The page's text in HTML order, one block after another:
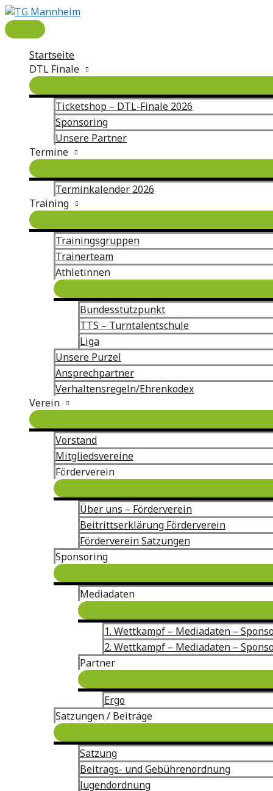
Zum
Inhalt
springenHauptmenü
Startseite
DTL Finale
Ticketshop – DTL-Finale 2026
Sponsoring
Unsere Partner
Termine
Terminkalender 2026
Training
Trainingsgruppen
Trainerteam
Athletinnen
Bundesstützpunkt
TTS – Turntalentschule
Liga
Unsere Purzel
Ansprechpartner
Verhaltensregeln/Ehrenkodex
Verein
Vorstand
Mitgliedsvereine
Förderverein
Über uns – Förderverein
Beitrittserklärung Förderverein
Förderverein Satzungen
Sponsoring
Mediadaten
1. Wettkampf – Mediadaten –
2. Wettkampf – Mediadaten –
Partner
Ergo
Satzungen / Beiträge
Satzung
Beitrags- und Gebührenordnung
Jugendordnung